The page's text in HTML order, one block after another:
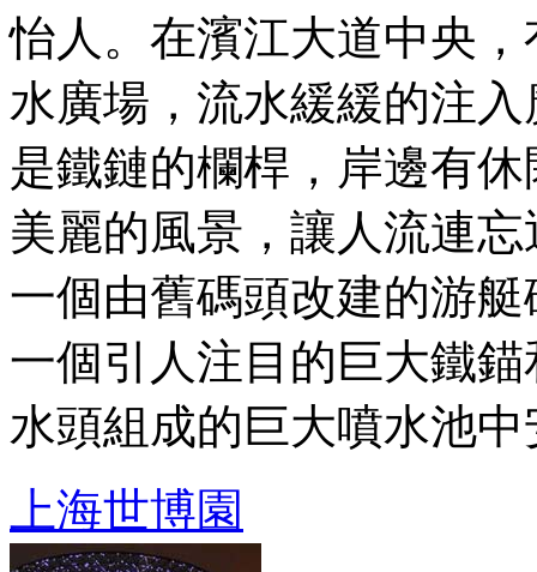
怡人。在濱江大道中央
水廣場，流水緩緩的注
是鐵鏈的欄桿，岸邊有
美麗的風景，讓人流連
一個由舊碼頭改建的游
一個引人注目的巨大鐵
水頭組成的巨大噴水池
上海世博園